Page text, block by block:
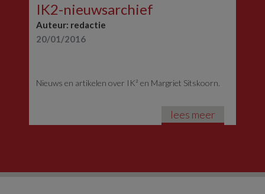
IK2-nieuwsarchief
Auteur: redactie
20/01/2016
Nieuws en artikelen over IK² en Margriet Sitskoorn.
lees meer